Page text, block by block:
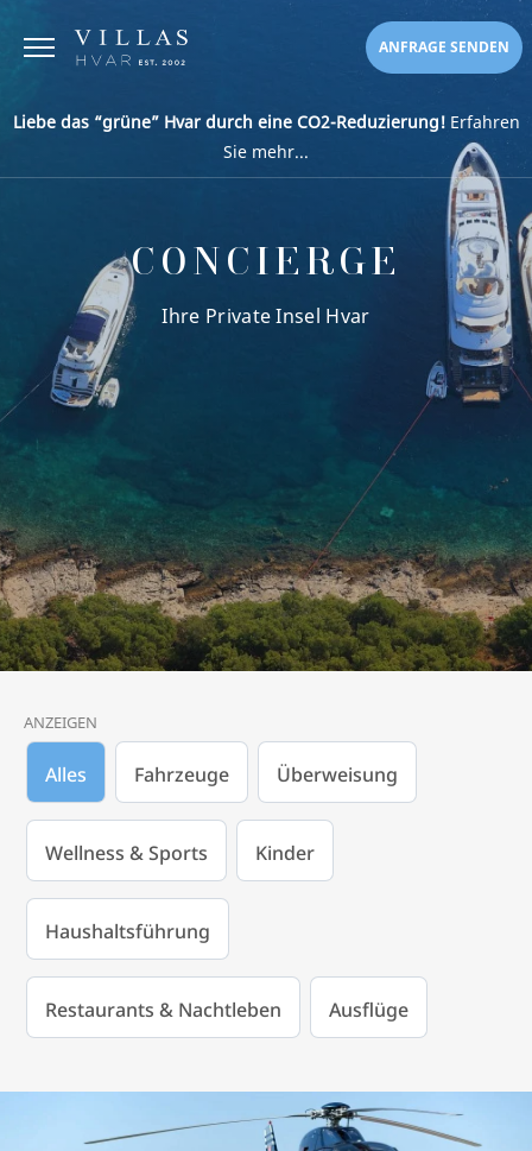
ANFRAGE SENDEN
Liebe das “grüne” Hvar durch eine CO2-Reduzierung!Erfahren
Sie mehr...
CONCIERGE
Ihre Private Insel Hvar
ANZEIGEN
Alles Fahrzeuge Überweisung
Wellness & Sports Kinder
Haushaltsführung
Restaurants & Nachtleben Ausflüge